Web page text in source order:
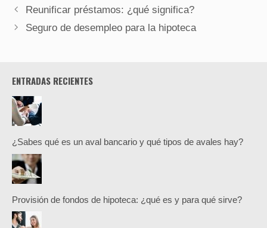
Reunificar préstamos: ¿qué significa?
Seguro de desempleo para la hipoteca
ENTRADAS RECIENTES
¿Sabes qué es un aval bancario y qué tipos de avales hay?
Provisión de fondos de hipoteca: ¿qué es y para qué sirve?